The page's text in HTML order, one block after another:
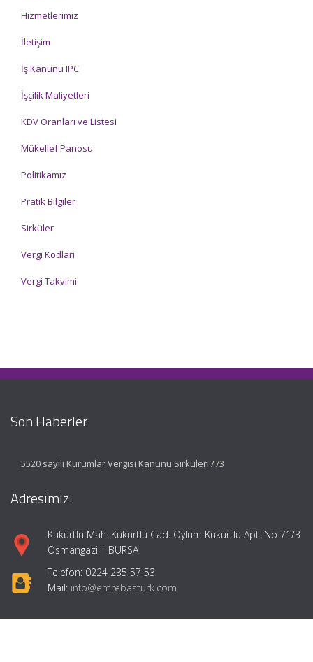
Hizmetlerimiz
İletişim
İş Kanunu IPC
İşçilik Maliyetleri
KDV Oranları ve Listesi
Mükellef Panosu
Politikamız
Pratik Bilgiler
Sirküler
Vergi Kodları
Vergi Takvimi
Son Haberler
5520 sayılı Kurumlar Vergisi Kanunu Sirküleri /73
Adresimiz
Kükürtlü Mah. Kükürtlü Cad. Oylum Kükürtlü Apt. No 71/3
Osmangazi | BURSA
Telefon: 0224 235 57 53
Mail: info@emrebasturk.com
Hızlı Menü